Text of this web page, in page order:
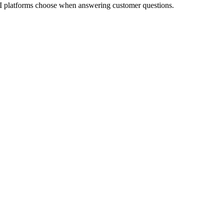
choose when answering customer questions.